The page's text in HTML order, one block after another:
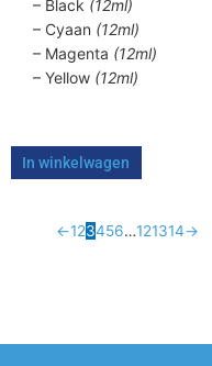
– Black (12ml)
– Cyaan (12ml)
– Magenta (12ml)
– Yellow (12ml)
In winkelwagen
←123456…121314→